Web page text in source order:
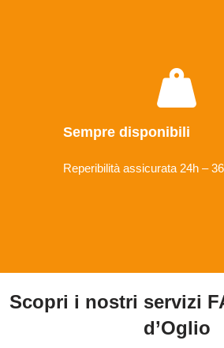
Sempre disponibili
Reperibilità assicurata 24h –
Scopri i nostri servizi
d’Oglio